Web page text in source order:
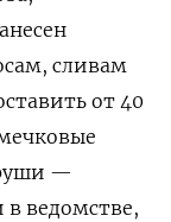
сливам
от 40
—
ведомстве,